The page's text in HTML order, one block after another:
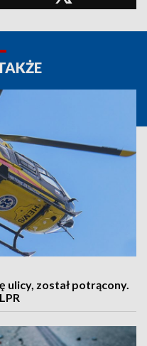
ulicy, został potrącony.